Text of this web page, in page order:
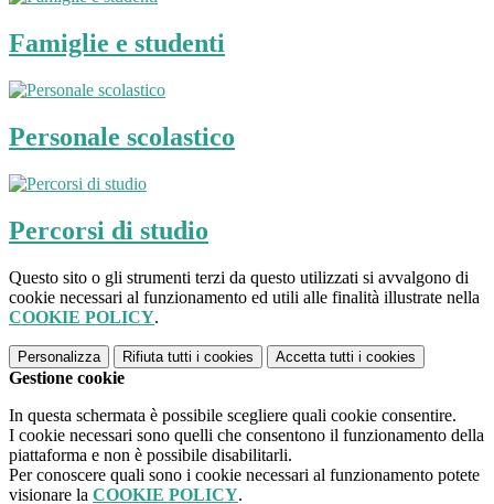
Famiglie e studenti
Personale scolastico
Percorsi di studio
Questo sito o gli strumenti terzi da questo utilizzati si avvalgono di
cookie necessari al funzionamento ed utili alle finalità illustrate nella
COOKIE POLICY.
Personalizza Rifiuta tutti i cookies Accetta tutti i cookies
Gestione cookie
In questa schermata è possibile scegliere quali cookie consentire.
I cookie necessari sono quelli che consentono il funzionamento della
piattaforma e non è possibile disabilitarli.
Per conoscere quali sono i cookie necessari al funzionamento potete
visionare la COOKIE POLICY.